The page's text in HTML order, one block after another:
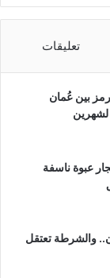
نسخ الرابط
تعليقات
بين عُمان
لشهرين
عبوة ناسفة
والشرطة تعتقل